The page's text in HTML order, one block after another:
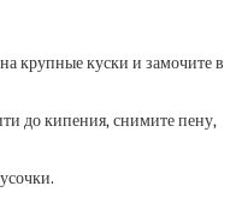
крупные куски и замочите в
до кипения, снимите пену,